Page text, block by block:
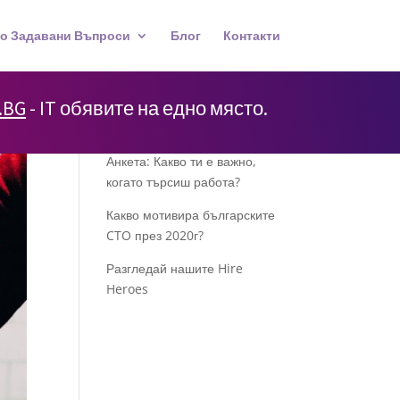
Задавани Въпроси Блог Контакти
- IT обявите на едно място.
Анкета: Какво ти е важно,
когато търсиш работа?
Какво мотивира българските
CTO през 2020г?
Разгледай нашите Hire
Heroes